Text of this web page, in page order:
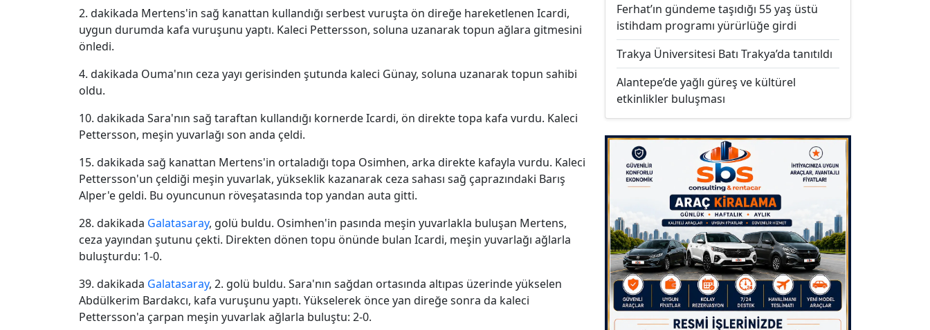
2. dakikada Mertens'in sağ kanattan kullandığı serbest vuruşta ön direğe hareketlenen Icardi,
uygun durumda kafa vuruşunu yaptı. Kaleci Pettersson, soluna uzanarak topun ağlara gitmesini
önledi.
4. dakikada Ouma'nın ceza yayı gerisinden şutunda kaleci Günay, soluna uzanarak topun sahibi
oldu.
10. dakikada Sara'nın sağ taraftan kullandığı kornerde Icardi, ön direkte topa kafa vurdu. Kaleci
Pettersson, meşin yuvarlağı son anda çeldi.
15. dakikada sağ kanattan Mertens'in ortaladığı topa Osimhen, arka direkte kafayla vurdu. Kaleci
Pettersson'un çeldiği meşin yuvarlak, yükseklik kazanarak ceza sahası sağ çaprazındaki Barış
Alper'e geldi. Bu oyuncunun röveşatasında top yandan auta gitti.
28. dakikada Galatasaray, golü buldu. Osimhen'in pasında meşin yuvarlakla buluşan Mertens,
ceza yayından şutunu çekti. Direkten dönen topu önünde bulan Icardi, meşin yuvarlağı ağlarla
buluşturdu: 1-0.
39. dakikada Galatasaray, 2. golü buldu. Sara'nın sağdan ortasında altıpas üzerinde yükselen
Abdülkerim Bardakcı, kafa vuruşunu yaptı. Yükselerek önce yan direğe sonra da kaleci
Pettersson'a çarpan meşin yuvarlak ağlarla buluştu: 2-0.
Ferhat’ın gündeme taşıdığı 55 yaş üstü
istihdam programı yürürlüğe girdi
Trakya Üniversitesi Batı Trakya’da tanıtıldı
Alantepe’de yağlı güreş ve kültürel
etkinlikler buluşması